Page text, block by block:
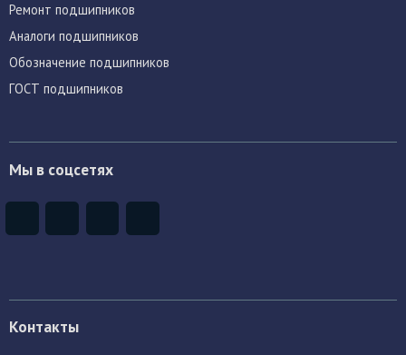
Ремонт подшипников
Аналоги подшипников
Обозначение подшипников
ГОСТ подшипников
Мы в соцсетях
Контакты